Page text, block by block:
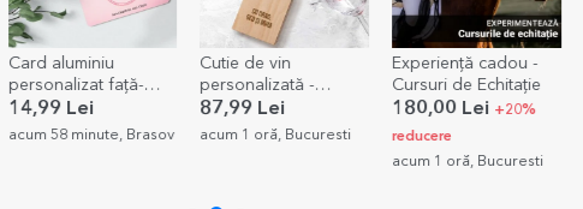
Card aluminiu
personalizat față-
verso cu o poză și
text - Passenger
14,99 Lei
acum 58 minute, Brasov
Cutie de vin
personalizată -
HAPPY BIRTHDAY
87,99 Lei
acum 1 oră, Bucuresti
Experiență cadou -
Cursuri de Echitație
180,00 Lei +20%
reducere
acum 1 oră, Bucuresti